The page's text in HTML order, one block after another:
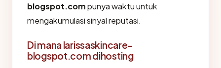
blogspot.compunya waktu untuk
mengakumulasi sinyal reputasi.
Di mana larissaskincare-
blogspot.com dihosting